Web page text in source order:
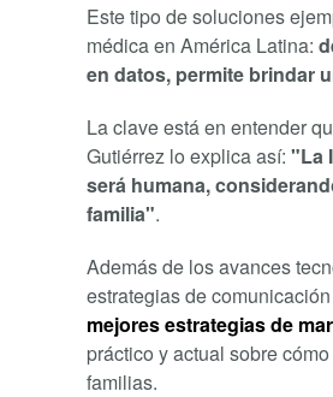
Este tipo de soluciones
médica en América Latina:
en datos, permite brindar
La clave está en entender
Gutiérrez lo explica así: "La
será humana,
familia".
Además de los avances
estrategias de
mejores estrategias de
práctico y actual sobre
familias.